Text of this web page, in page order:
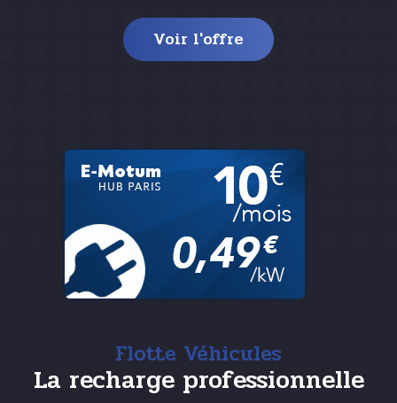
Voir l'offre
Flotte Véhicules
La recharge professionnelle